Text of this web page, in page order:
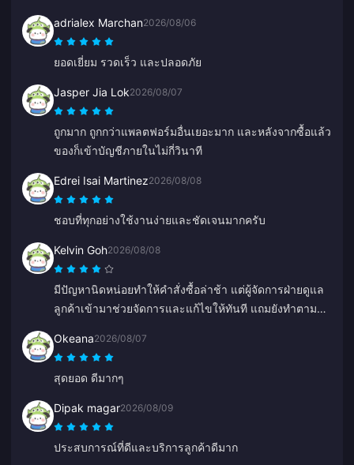
adrialex Marchan2026/08/06
ยอดเยี่ยม รวดเร็ว และปลอดภัย
Jasper Jia Lok2026/08/07
ถูกมาก ถูกกว่าแพลตฟอร์มอื่นเยอะมาก และหลังจากซื้อแล้ว
ของก็เข้าบัญชีภายในไม่กี่วินาที
Edrei Isai Martinez2026/08/08
ชอบที่ทุกอย่างใช้งานง่ายและชัดเจนมากครับ
Kelvin Goh2026/08/08
มีปัญหานิดหน่อยทำให้คำสั่งซื้อล่าช้า แต่ผู้จัดการฝ่ายดูแล
ลูกค้าเข้ามาช่วยจัดการและแก้ไขให้ทันที แถมยังทำตาม
สำหรับความใส่ใจครับ!
Okeana2026/08/07
สุดยอด ดีมากๆ
Dipak magar2026/08/09
ประสบการณ์ที่ดีและบริการลูกค้าดีมาก